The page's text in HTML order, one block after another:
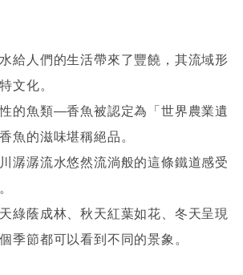
給人們的生活帶來了豐饒，其流域形
文化。
的魚類—香魚被認定為「世界農業遺
魚的滋味堪稱絕品。
潺潺流水悠然流淌般的這條鐵道感受
綠蔭成林、秋天紅葉如花、冬天呈現
季節都可以看到不同的景象。